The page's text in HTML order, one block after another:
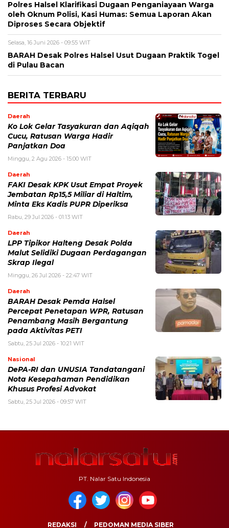
Polres Halsel Klarifikasi Dugaan Penganiayaan Warga
oleh Oknum Polisi, Kasi Humas: Semua Laporan Akan
Diproses Secara Objektif
Selasa, 16 Juni 2026 - 09:55 WIT
BARAH Desak Polres Halsel Usut Dugaan Praktik Togel
di Pulau Bacan
BERITA TERBARU
Daerah
Ko Lok Gelar Tasyakuran dan Aqiqah
Cucu, Ratusan Warga Hadir
Panjatkan Doa
Minggu, 2 Agu 2026 - 15:00 WIT
Daerah
FAKI Desak KPK Usut Empat Proyek
Jembatan Rp15,5 Miliar di Haltim,
Minta Eks Kadis PUPR Diperiksa
Rabu, 29 Jul 2026 - 01:13 WIT
Daerah
LPP Tipikor Halteng Desak Polda
Malut Selidiki Dugaan Perdagangan
Skrap Ilegal
Minggu, 26 Jul 2026 - 22:47 WIT
Daerah
BARAH Desak Pemda Halsel
Percepat Penetapan WPR, Ratusan
Penambang Masih Bergantung
pada Aktivitas PETI
Sabtu, 25 Jul 2026 - 10:21 WIT
Nasional
DePA-RI dan UNUSIA Tandatangani
Nota Kesepahaman Pendidikan
Khusus Profesi Advokat
Sabtu, 25 Jul 2026 - 09:57 WIT
PT. Nalar Satu Indonesia
REDAKSI PEDOMAN MEDIA SIBER